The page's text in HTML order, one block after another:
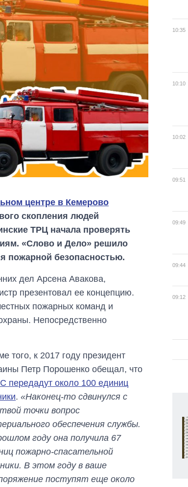
центре в Кемерово
скопления людей
ТРЦ начала проверять
«Слово и Дело» решило
пожарной безопасностью.
дел Арсена Авакова,
презентовал ее концепцию.
пожарных команд и
Непосредственно
того, к 2017 году президент
Петр Порошенко обещал, что
передадут около 100 единиц
.«Наконец-то сдвинулся с
точки вопрос
обеспечения службы.
году она получила 67
пожарно-спасательной
В этом году в ваше
поступят еще около
10:35
10:10
10:02
09:51
09:49
09:44
09:12
массированных
ударов по Украине
за лето: Киев и
область стали
главной целью рф